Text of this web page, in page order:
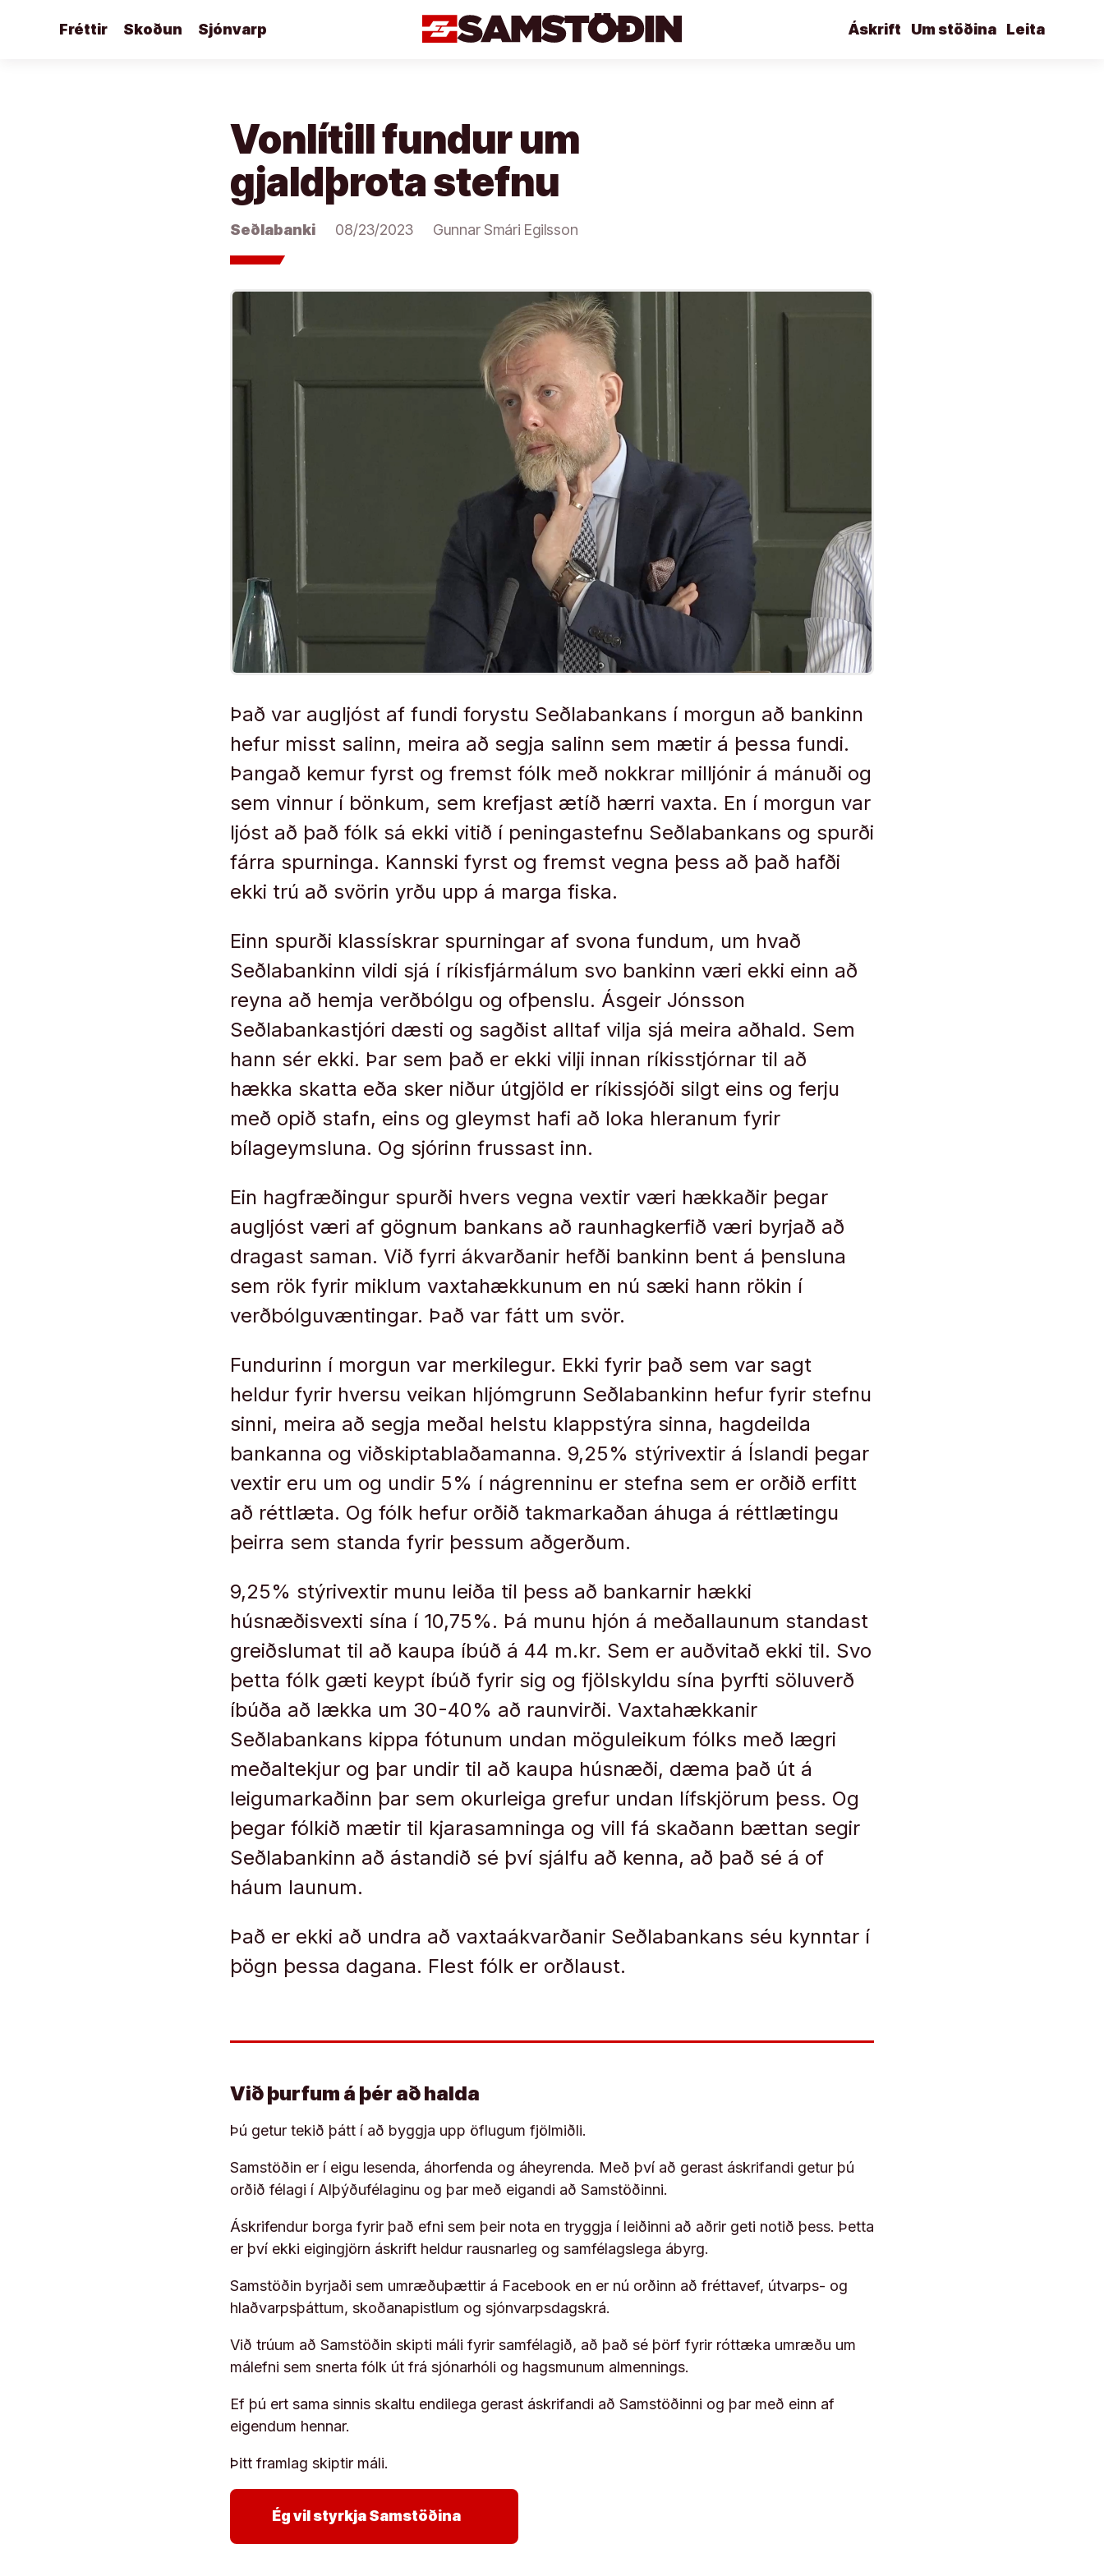
Fréttir Skoðun Sjónvarp Leita
Um stöðina
Áskrift
Vonlítill fundur um
gjaldþrota stefnu
Seðlabanki 08/23/2023 Gunnar Smári Egilsson
Það var augljóst af fundi forystu Seðlabankans í morgun að bankinn
hefur misst salinn, meira að segja salinn sem mætir á þessa fundi.
Þangað kemur fyrst og fremst fólk með nokkrar milljónir á mánuði og
sem vinnur í bönkum, sem krefjast ætíð hærri vaxta. En í morgun var
ljóst að það fólk sá ekki vitið í peningastefnu Seðlabankans og spurði
fárra spurninga. Kannski fyrst og fremst vegna þess að það hafði
ekki trú að svörin yrðu upp á marga fiska.
Einn spurði klassískrar spurningar af svona fundum, um hvað
Seðlabankinn vildi sjá í ríkisfjármálum svo bankinn væri ekki einn að
reyna að hemja verðbólgu og ofþenslu. Ásgeir Jónsson
Seðlabankastjóri dæsti og sagðist alltaf vilja sjá meira aðhald. Sem
hann sér ekki. Þar sem það er ekki vilji innan ríkisstjórnar til að
hækka skatta eða sker niður útgjöld er ríkissjóði silgt eins og ferju
með opið stafn, eins og gleymst hafi að loka hleranum fyrir
bílageymsluna. Og sjórinn frussast inn.
Ein hagfræðingur spurði hvers vegna vextir væri hækkaðir þegar
augljóst væri af gögnum bankans að raunhagkerfið væri byrjað að
dragast saman. Við fyrri ákvarðanir hefði bankinn bent á þensluna
sem rök fyrir miklum vaxtahækkunum en nú sæki hann rökin í
verðbólguvæntingar. Það var fátt um svör.
Fundurinn í morgun var merkilegur. Ekki fyrir það sem var sagt
heldur fyrir hversu veikan hljómgrunn Seðlabankinn hefur fyrir stefnu
sinni, meira að segja meðal helstu klappstýra sinna, hagdeilda
bankanna og viðskiptablaðamanna. 9,25% stýrivextir á Íslandi þegar
vextir eru um og undir 5% í nágrenninu er stefna sem er orðið erfitt
að réttlæta. Og fólk hefur orðið takmarkaðan áhuga á réttlætingu
þeirra sem standa fyrir þessum aðgerðum.
9,25% stýrivextir munu leiða til þess að bankarnir hækki
húsnæðisvexti sína í 10,75%. Þá munu hjón á meðallaunum standast
greiðslumat til að kaupa íbúð á 44 m.kr. Sem er auðvitað ekki til. Svo
þetta fólk gæti keypt íbúð fyrir sig og fjölskyldu sína þyrfti söluverð
íbúða að lækka um 30-40% að raunvirði. Vaxtahækkanir
Seðlabankans kippa fótunum undan möguleikum fólks með lægri
meðaltekjur og þar undir til að kaupa húsnæði, dæma það út á
leigumarkaðinn þar sem okurleiga grefur undan lífskjörum þess. Og
þegar fólkið mætir til kjarasamninga og vill fá skaðann bættan segir
Seðlabankinn að ástandið sé því sjálfu að kenna, að það sé á of
háum launum.
Það er ekki að undra að vaxtaákvarðanir Seðlabankans séu kynntar í
þögn þessa dagana. Flest fólk er orðlaust.
Við þurfum á þér að halda
Þú getur tekið þátt í að byggja upp öflugum fjölmiðli.
Samstöðin er í eigu lesenda, áhorfenda og áheyrenda. Með því að gerast áskrifandi getur þú
orðið félagi í Alþýðufélaginu og þar með eigandi að Samstöðinni.
Áskrifendur borga fyrir það efni sem þeir nota en tryggja í leiðinni að aðrir geti notið þess. Þetta
er því ekki eigingjörn áskrift heldur rausnarleg og samfélagslega ábyrg.
Samstöðin byrjaði sem umræðuþættir á Facebook en er nú orðinn að fréttavef, útvarps- og
hlaðvarpsþáttum, skoðanapistlum og sjónvarpsdagskrá.
Við trúum að Samstöðin skipti máli fyrir samfélagið, að það sé þörf fyrir róttæka umræðu um
málefni sem snerta fólk út frá sjónarhóli og hagsmunum almennings.
Ef þú ert sama sinnis skaltu endilega gerast áskrifandi að Samstöðinni og þar með einn af
eigendum hennar.
Þitt framlag skiptir máli.
Ég vil styrkja Samstöðina